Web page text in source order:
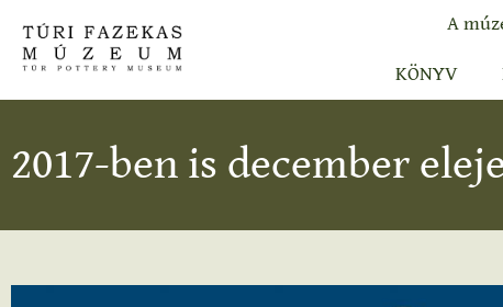
A
KÖNYV
2017-ben is december